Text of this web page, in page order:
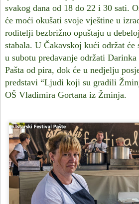
svakog dana od 18 do 22 i 30 sati.
će moći okušati svoje vještine u
roditelji bezbrižno opuštaju u
stabala. U Čakavskoj kući održat će
u subotu predavanje održati
Pašta od pira, dok će u nedjelju
predstavi “Ljudi koji su gradili
OŠ Vladimira Gortana iz Žminja.